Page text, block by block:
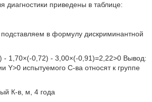
диагностики приведены в таблице:
в формулу дискриминантной
- 1,70×(-0,72) - 3,00×(-0,91)=2,22>0 Вывод:
Υ>0 испытуемого С-ва относят к группе
К-в, м, 4 года